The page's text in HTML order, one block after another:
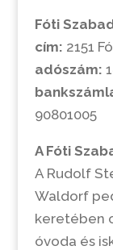
Fóti
cím: 2151
adószám:
90801005
A Fóti
A Rudolf
Waldorf
keretében
óvoda és